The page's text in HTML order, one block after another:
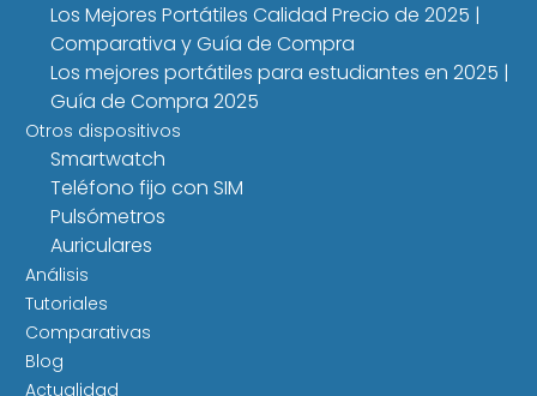
Los Mejores Portátiles Calidad Precio de 2025 |
Comparativa y Guía de Compra
Los mejores portátiles para estudiantes en 2025 |
Guía de Compra 2025
Otros dispositivos
Smartwatch
Teléfono fijo con SIM
Pulsómetros
Auriculares
Análisis
Tutoriales
Comparativas
Blog
Actualidad